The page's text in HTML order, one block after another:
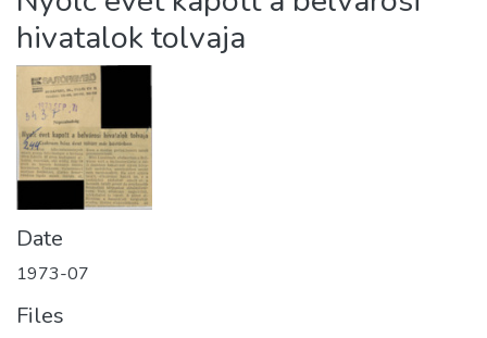
About us
hivatalok tolvaja
Date
1973-07
Files